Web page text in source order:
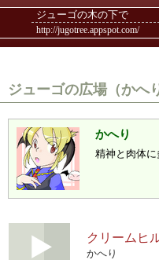
ジューゴの木の下で
http://jugotree.appspot.com/
ジューゴの広場（かへ
かへり
精神と肉体に
クリームヒ
かへり